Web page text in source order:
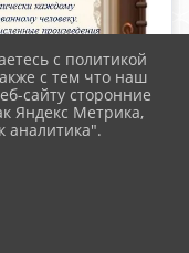
лет со дня
и драматурга
с политикой
с тем что наш
сайту сторонние
Яндекс Метрика,
аналитика".